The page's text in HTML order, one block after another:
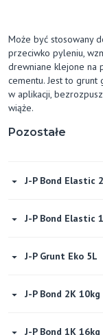
Pozostałe
J-P Bond Elastic
J-P Bond Elastic
J-P Grunt Eko 5L
J-P Bond 2K 10kg
J-P Bond 1K 16kg
Może być stosowany
przeciwko pyleniu,
drewniane klejone na
cementu. Jest to grunt
w aplikacji,
wiąże.